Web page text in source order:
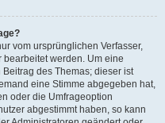
vom ursprünglichen Verfasser,
werden. Um eine
des Themas; dieser ist
eine Stimme abgegeben hat,
oder die Umfrageoption
abgestimmt haben, so kann